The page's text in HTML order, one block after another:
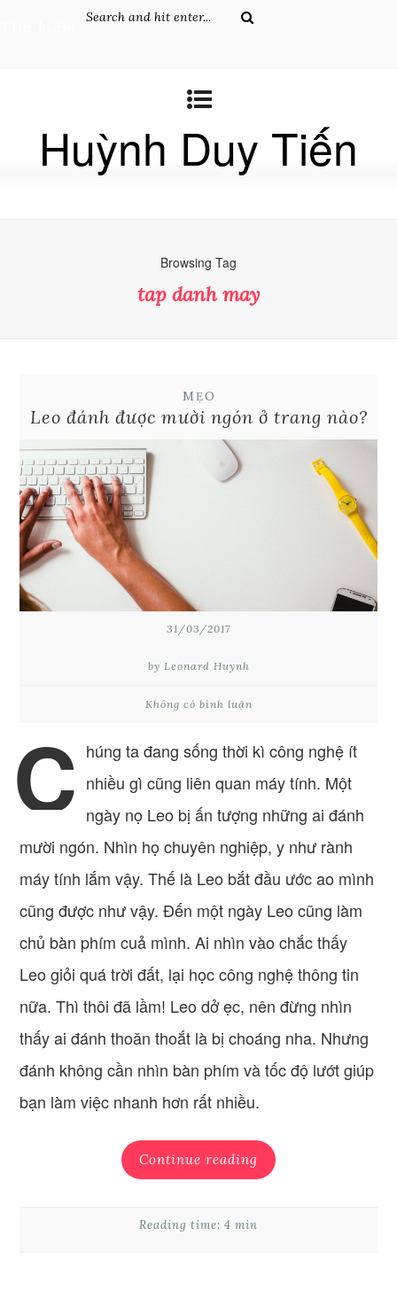
Huỳnh Duy Tiến
Browsing Tag
tap danh may
MẸO
Leo đánh được mười ngón ở trang nào?
31/03/2017
by Leonard Huynh
Không có bình luận
C húng ta đang sống thời kì công nghệ ít
nhiều gì cũng liên quan máy tính. Một
ngày nọ Leo bị ấn tượng những ai đánh
mười ngón. Nhìn họ chuyên nghiệp, y như rành
máy tính lắm vậy. Thế là Leo bắt đầu ước ao mình
cũng được như vậy. Đến một ngày Leo cũng làm
chủ bàn phím cuả mình. Ai nhìn vào chắc thấy
Leo giỏi quá trời đất, lại học công nghệ thông tin
nữa. Thì thôi đã lầm! Leo dở ẹc, nên đừng nhìn
thấy ai đánh thoăn thoắt là bị choáng nha. Nhưng
đánh không cần nhìn bàn phím và tốc độ lướt giúp
bạn làm việc nhanh hơn rất nhiều.
Continue reading
Reading time: 4 min